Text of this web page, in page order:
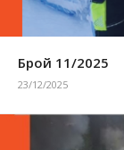
Брой 11/2025
23/12/2025